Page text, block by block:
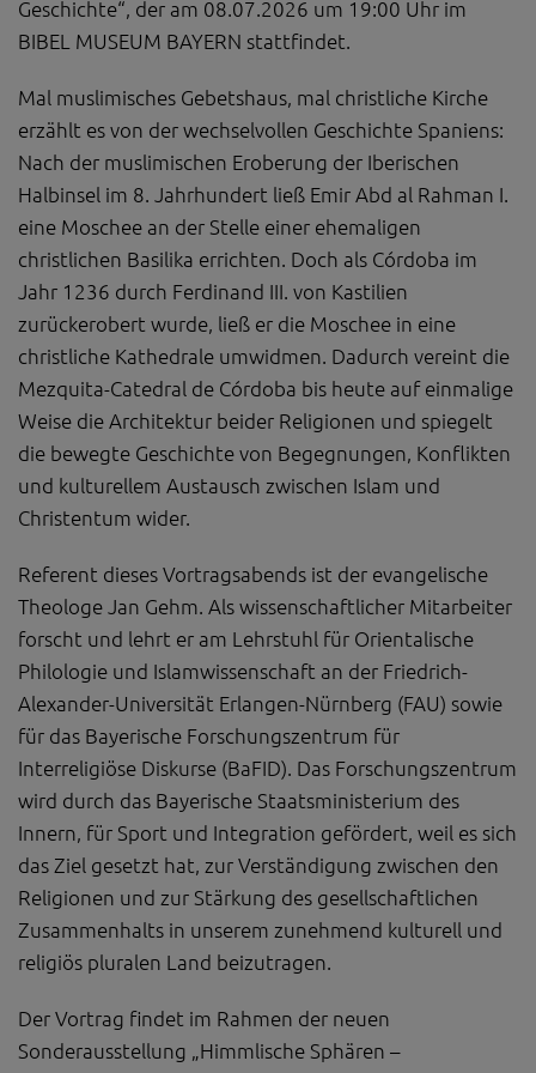
Diese Website nutzt Matomo Analytics für die Auswertung der
ausschließlich auf unseren eigenen Servern gespeichert. Eine
AnonymizeIP zur Anonymisierung Ihrer IP-Adresse, so dass diese gekürzt
werden kann.
YouTube / Vimeo
Videos werden über die Plattformen YouTube oder Vimeo eingebunden.
Wir nutzen YouTube im erweiterten Datenschutzmodus. Dieser Modus
bewirkt laut YouTube, dass YouTube keine Informationen über die
Besucher auf dieser Website speichert, bevor diese sich das Video
ansehen.
Eingebundene Inhalte
Optional sind externe Inhalte auf den Seiten dieser Website
eingebunden. Das können Kartendienste wie z.B. Google Maps sein
oder auch Anwendungen einer externen Website.
Geschichte“, der am 08.07.2026 um 19:00 Uhr im
BIBEL MUSEUM BAYERN stattfindet.
Mal muslimisches Gebetshaus, mal christliche Kirche
erzählt es von der wechselvollen Geschichte Spaniens:
Nach der muslimischen Eroberung der Iberischen
Halbinsel im 8. Jahrhundert ließ Emir Abd al Rahman I.
eine Moschee an der Stelle einer ehemaligen
christlichen Basilika errichten. Doch als Córdoba im
Jahr 1236 durch Ferdinand III. von Kastilien
zurückerobert wurde, ließ er die Moschee in eine
christliche Kathedrale umwidmen. Dadurch vereint die
Mezquita-Catedral de Córdoba bis heute auf einmalige
Weise die Architektur beider Religionen und spiegelt
die bewegte Geschichte von Begegnungen, Konflikten
und kulturellem Austausch zwischen Islam und
Christentum wider.
Referent dieses Vortragsabends ist der evangelische
Theologe Jan Gehm. Als wissenschaftlicher Mitarbeiter
forscht und lehrt er am Lehrstuhl für Orientalische
Philologie und Islamwissenschaft an der Friedrich-
Alexander-Universität Erlangen-Nürnberg (FAU) sowie
für das Bayerische Forschungszentrum für
Interreligiöse Diskurse (BaFID). Das Forschungszentrum
wird durch das Bayerische Staatsministerium des
Innern, für Sport und Integration gefördert, weil es sich
das Ziel gesetzt hat, zur Verständigung zwischen den
Religionen und zur Stärkung des gesellschaftlichen
Zusammenhalts in unserem zunehmend kulturell und
religiös pluralen Land beizutragen.
Der Vortrag findet im Rahmen der neuen
Sonderausstellung „Himmlische Sphären –